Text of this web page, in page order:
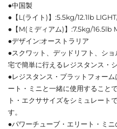
●中国製
●【L(ライト)】:5.5kg/12.1lb
●【M(ミディアム)】:7.5kg/16.5lb
●デザイン:オーストラリア
●スクワット、デッドリフト、シ
宅で簡単に行えるレジスタンス・シ
●レジスタンス・プラットフォー
ート・ミニと一緒に使用すること
ト・エクササイズをシミュレート
す。
●パワーチューブ・エリート・ミ